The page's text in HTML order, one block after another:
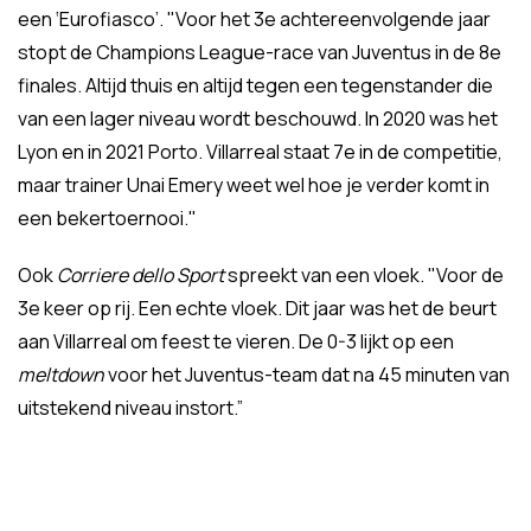
een ‘Eurofiasco’. "Voor het 3e achtereenvolgende jaar
stopt de Champions League-race van Juventus in de 8e
finales. Altijd thuis en altijd tegen een tegenstander die
van een lager niveau wordt beschouwd. In 2020 was het
Lyon en in 2021 Porto. Villarreal staat 7e in de competitie,
maar trainer Unai Emery weet wel hoe je verder komt in
een bekertoernooi."
OokCorriere dello Sportspreekt van een vloek. "Voor de
3e keer op rij. Een echte vloek. Dit jaar was het de beurt
aan Villarreal om feest te vieren. De 0-3 lijkt op een
meltdownvoor het Juventus-team dat na 45 minuten van
uitstekend niveau instort.”